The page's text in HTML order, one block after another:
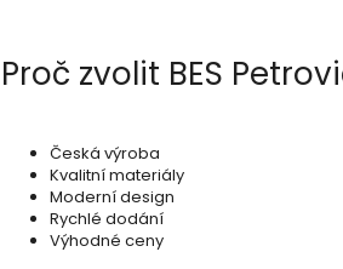
Proč zvolit BES
Česká výroba
Kvalitní materiály
Moderní design
Rychlé dodání
Výhodné ceny